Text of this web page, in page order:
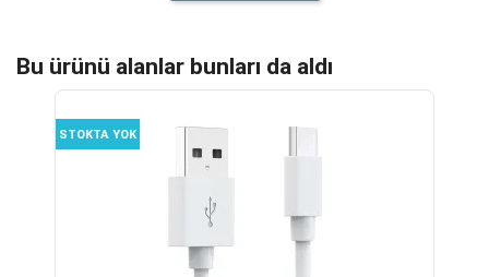
Bu ürünü alanlar bunları da aldı
STOKTA YOK